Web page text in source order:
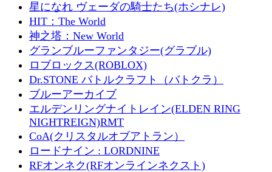
星になれ ヴェーダの騎士たち(ホシナレ)
HIT：The World
神之塔：New World
グランブルーファンタジー(グラブル)
ロブロックス(ROBLOX)
Dr.STONE バトルクラフト（バトクラ）
ブルーアーカイブ
エルデンリングナイトレイン(ELDEN RING
NIGHTREIGN)RMT
CoA(クリスタルオブアトラン）
ロードナイン : LORDNINE
RFオンネク(RFオンラインネクスト)